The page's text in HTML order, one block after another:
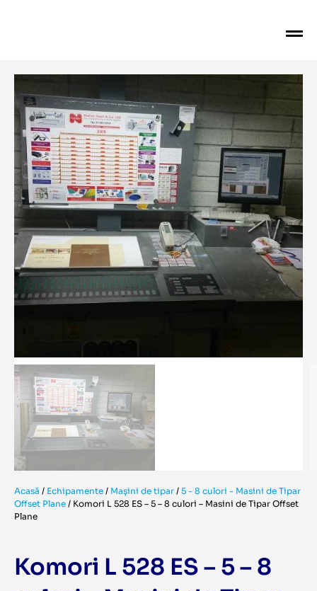
Acasă / Echipamente / Mașini de tipar / 5 - 8 culori - Masini de Tipar
Offset Plane / Komori L 528 ES – 5 – 8 culori – Masini de Tipar Offset
Plane
Komori L 528 ES – 5 – 8